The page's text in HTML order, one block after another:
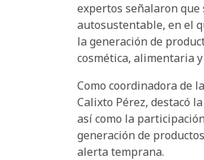
expertos señalaron
autosustentable, en el
la generación de
cosmética, alimentaria
Como coordinadora de
Calixto Pérez, destacó
así como la
generación de
alerta temprana.